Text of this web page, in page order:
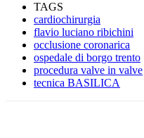
TAGS
cardiochirurgia
flavio luciano ribichini
occlusione coronarica
ospedale di borgo trento
procedura valve in valve
tecnica BASILICA